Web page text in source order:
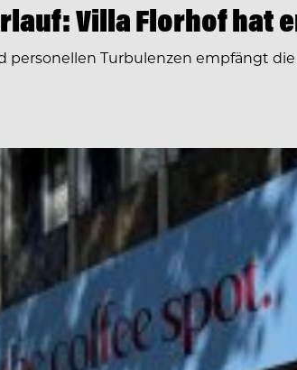
Villa Florhof hat
Turbulenzen empfängt